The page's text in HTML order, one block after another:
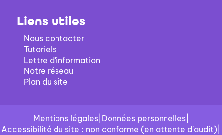
Liens utiles
Nous contacter
Tutoriels
Lettre d'information
Notre réseau
Plan du site
Mentions légales| Données personnelles|
Accessibilité du site : non conforme (en attente d'audit)